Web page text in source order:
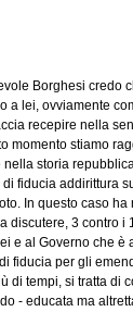
Borghesi credo
a lei, ovviamente
recepire nella
momento stiamo
storia
fiducia addirittura
In questo caso
discutere, 3 contro
e al Governo che
fiducia per gli
di tempi, si tratta di
- educata ma